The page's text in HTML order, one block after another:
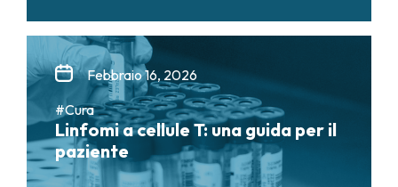
Febbraio 16, 2026
#Cura
Linfomi a cellule T: una guida per il
paziente